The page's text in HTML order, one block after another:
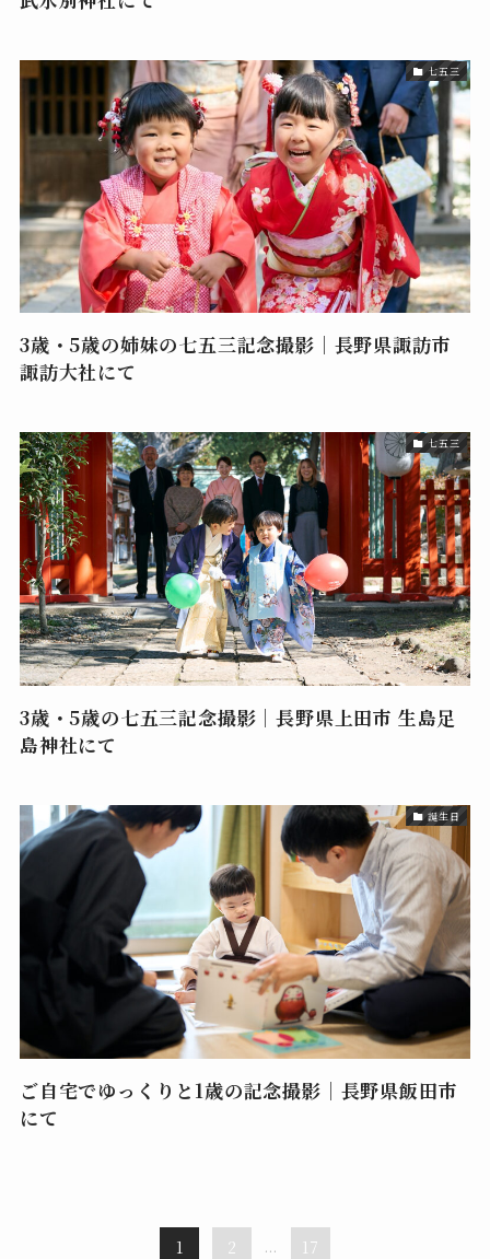
七五三
3歳・5歳の姉妹の七五三記念撮影｜長野県諏訪市
諏訪大社にて
七五三
3歳・5歳の七五三記念撮影｜長野県上田市 生島足
島神社にて
誕生日
ご自宅でゆっくりと1歳の記念撮影｜長野県飯田市
にて
1 2 ... 17